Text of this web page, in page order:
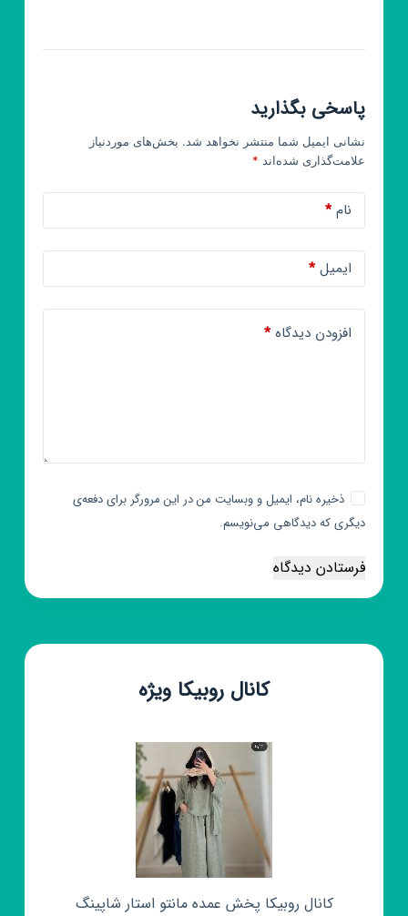
پاسخی بگذارید
نشانی ایمیل شما منتشر نخواهد شد. بخش‌های موردنیاز
علامت‌گذاری شده‌اند *
نام*
ایمیل*
افزودن دیدگاه*
ذخیره نام، ایمیل و وبسایت من در این مرورگر برای دفعه‌ی
دیگری که دیدگاهی می‌نویسم.
فرستادن دیدگاه
کانال روبیکا ویژه
کانال روبیکا پخش عمده مانتو استار شاپینگ